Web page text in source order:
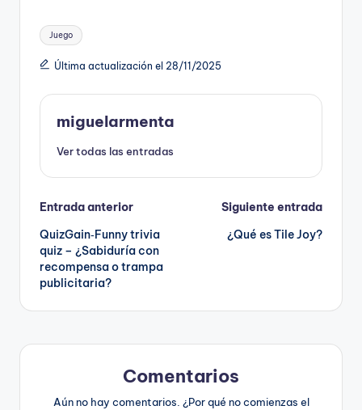
Etiquetas:
Juego
Última actualización el 28/11/2025
miguelarmenta
Ver todas las entradas
Navegación
de
entradas
Entrada anterior
QuizGain‑Funny trivia
quiz – ¿Sabiduría con
recompensa o trampa
publicitaria?
Siguiente entrada
¿Qué es Tile Joy?
Comentarios
Aún no hay comentarios. ¿Por qué no comienzas el